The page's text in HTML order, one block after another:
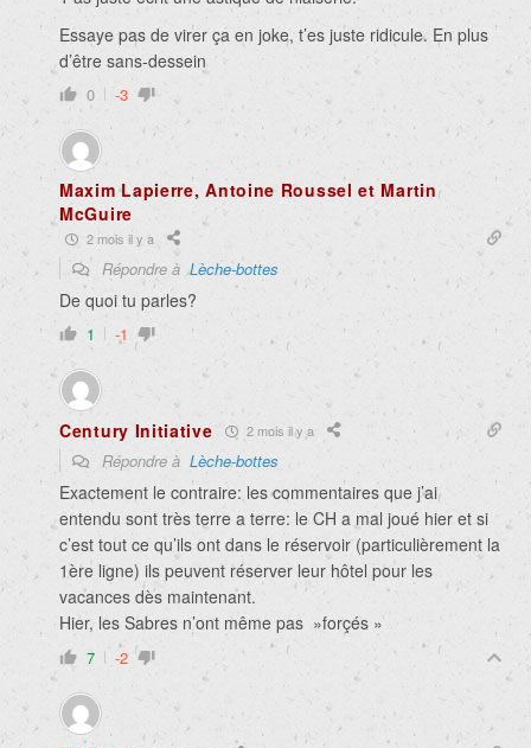
Essaye pas de virer ça en joke, t’es juste ridicule. En plus
d’être sans-dessein
0 -3
Maxim Lapierre, Antoine Roussel et Martin
McGuire
2 mois il y a
Répondre àLèche-bottes
De quoi tu parles?
1 -1
Century Initiative 2 mois il y a
Répondre à Lèche-bottes
Exactement le contraire: les commentaires que j’ai
entendu sont très terre a terre: le CH a mal joué hier et si
c’est tout ce qu’ils ont dans le réservoir (particulièrement la
1ère ligne) ils peuvent réserver leur hôtel pour les
vacances dès maintenant.
Hier, les Sabres n’ont même pas »forçés »
7 -2